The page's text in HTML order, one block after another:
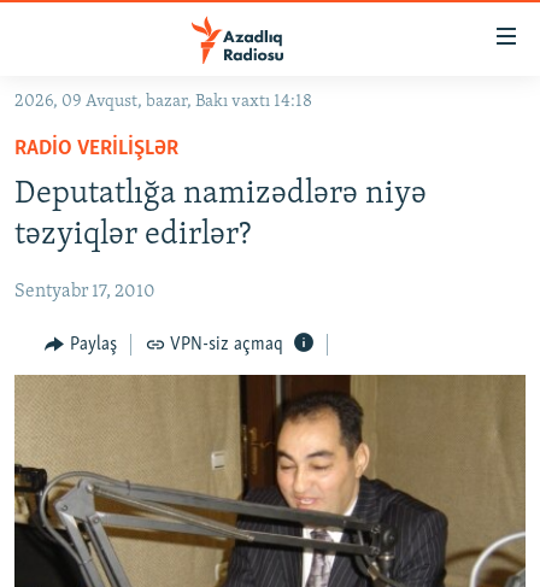
Əsas
qayıt
Əsas
naviqasiyaya
qayıt
Axtarışa
GÜNDƏM
KORRUPSIOMETR
#ƏSLINDƏ
FƏRQƏ BAX
QANUNI DOĞRU
MULTIMEDIA
VIDEO
FOTOQALEREYA
İNFOQRAFIKA
RADIO ARXIV
OXU ZALI
AZƏRBAYCAN ƏDƏBIYYATI KITABXANASI
HAQQIMIZDA
MISSIYAMIZ
2026, 09 Avqust, bazar, Bakı vaxtı 14:18
RADIO VERILIŞLƏR
Deputatlığa namizədlərə niyə
təzyiqlər edirlər?
Sentyabr 17, 2010
Paylaş VPN-siz açmaq